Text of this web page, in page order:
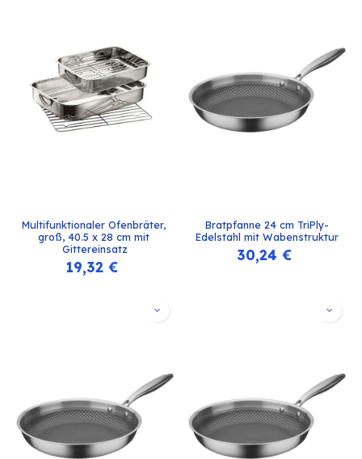
Multifunktionaler Ofenbräter,
groß, 40.5 x 28 cm mit
Gittereinsatz
19,32€
Bratpfanne 24 cm TriPly-
Edelstahl mit Wabenstruktur
30,24 €